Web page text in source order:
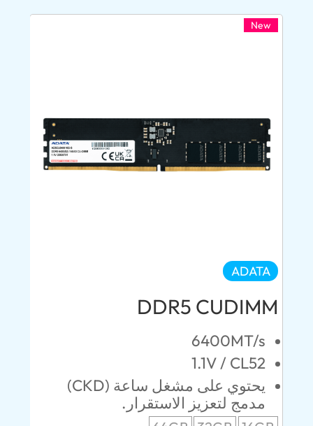
New
ADATA
DDR5 CUDIMM
6400MT/s
1.1V / CL52
يحتوي على مشغل ساعة (CKD)
مدمج لتعزيز الاستقرار.